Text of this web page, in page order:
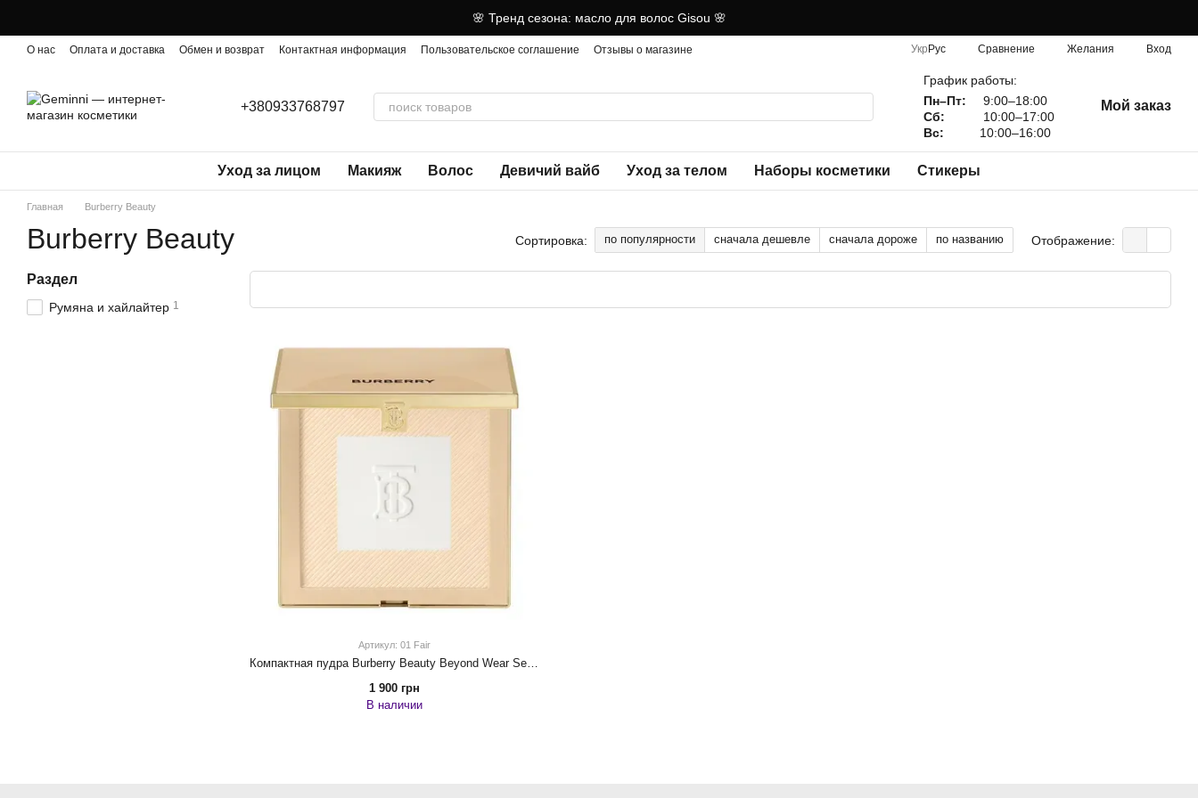
🌸 Тренд сезона: масло для волос Gisou 🌸
О нас Оплата и доставка Обмен и возврат Контактная информация Пользовательское соглашение Отзывы о магазине Укр Рус Сравнение Желания Вход
+380933768797
График работы:
Пн–Пт:
9:00–18:00
Сб:
10:00–17:00
Вс:
10:00–16:00
Мой заказ
Уход за лицом Макияж Волос Девичий вайб Уход за телом Наборы косметики Стикеры
Главная Burberry Beauty
Burberry Beauty Сортировка: по популярности сначала дешевле сначала дороже по названию Отображение:
Артикул: 01 Fair
1 900 грн
В наличии
Раздел
Румяна и хайлайтер 1